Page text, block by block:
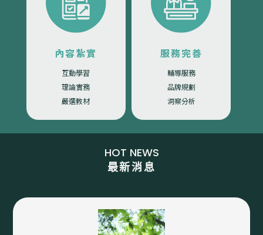
內容紮實
互動學習
理論實務
嚴選教材
服務完善
輔導服務
品牌規劃
洞察分析
HOT NEWS
最新消息